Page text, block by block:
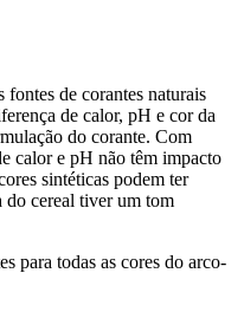
fontes de corantes naturais
de calor, pH e cor da
do corante. Com
calor e pH não têm impacto
sintéticas podem ter
do cereal tiver um tom
para todas as cores do arco-